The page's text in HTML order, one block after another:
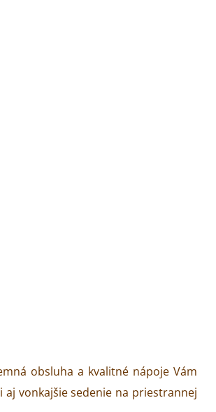
obsluha a kvalitné nápoje Vám
vonkajšie sedenie na priestrannej